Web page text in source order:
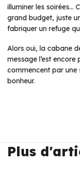
illuminer les soirées…
grand budget, juste
fabriquer un refuge
Alors oui, la cabane
message l’est
commencent par une
bonheur.
Plus